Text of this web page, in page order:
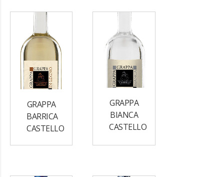
GRAPPA
BARRICA
CASTELLO
GRAPPA
BIANCA
CASTELLO